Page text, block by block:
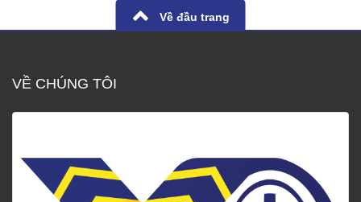
Về đầu trang
VỀ CHÚNG TÔI